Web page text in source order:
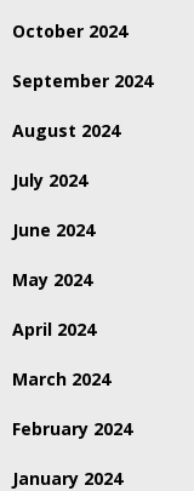
October 2024
September 2024
August 2024
July 2024
June 2024
May 2024
April 2024
March 2024
February 2024
January 2024